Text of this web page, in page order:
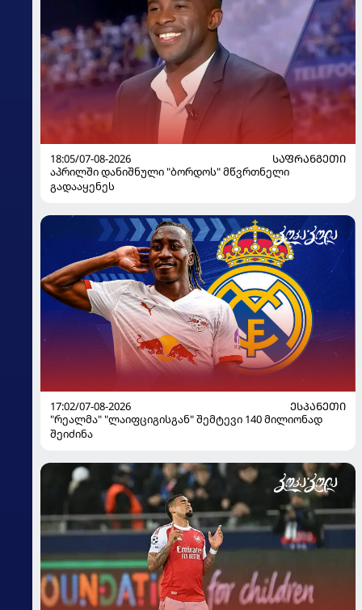
18:05/07-08-2026
ᲡᲐᲤᲠᲐᲜᲒᲔᲗᲘ
აპრილში დანიშნული "ბორდოს" მწვრთნელი
გადააყენეს
17:02/07-08-2026
ᲔᲡᲞᲐᲜᲔᲗᲘ
"რეალმა" "ლაიფციგისგან" შემტევი 140 მილიონად
შეიძინა